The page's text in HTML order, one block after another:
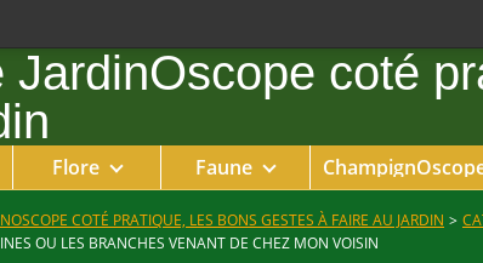
Flore Faune
COTÉ PRATIQUE, LES BONS GESTES À FAIRE AU JARDIN >
OU LES BRANCHES VENANT DE CHEZ MON VOISIN